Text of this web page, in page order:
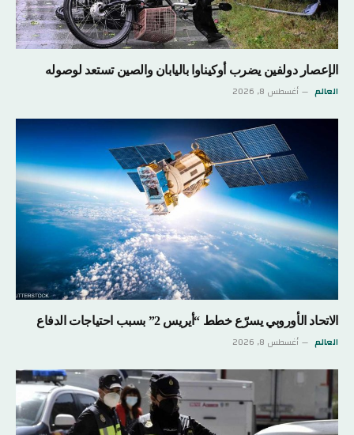
الإعصار دولفين يضرب أوكيناوا باليابان والصين تستعد لوصوله
العالم أغسطس 8, 2026
الاتحاد الأوروبي يسرّع خطط “أيريس 2” بسبب احتياجات الدفاع
العالم أغسطس 8, 2026